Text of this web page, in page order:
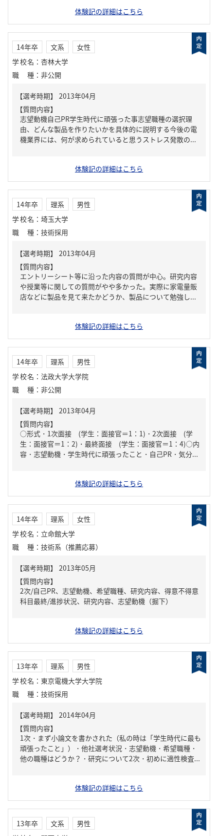
体験記の詳細はこちら
14年卒 文系
女性
学校名 ： 杏林大学
職種 ： 非公開
【質問内容】
志望動機自己PR学生時代に頑張った事志望職種の選択理
由、どんな製品を作りたいかを具体的に説明する今後の電
機業界には、何が求められていると思うストレス発散の...
体験記の詳細はこちら
14年卒 理系
男性
学校名 ： 埼玉大学
職種 ： 技術採用
【質問内容】
エントリーシート等に沿った内容の質問が中心。研究内容
や授業等に関しての質問がやや多かった。実際に家電量販
店などに製品を見て来たかどうか、製品について勉強し...
体験記の詳細はこちら
14年卒 理系
男性
学校名 ： 法政大学大学院
職種 ： 非公開
【質問内容】
○形式・1次面接 (学生：面接官＝1：1)・2次面接 (学
生：面接官＝1：2)・最終面接 (学生：面接官＝1：4)○内
容・志望動機・学生時代に頑張ったこと・自己PR・気分...
体験記の詳細はこちら
14年卒 理系
女性
学校名 ： 立命館大学
職種 ： 技術系（推薦応募）
【質問内容】
2次/自己PR、志望動機、希望職種、研究内容、得意不得意
科目最終/進捗状況、研究内容、志望動機（掘下）
体験記の詳細はこちら
13年卒 理系
男性
学校名 ： 東京電機大学大学院
職種 ： 技術採用
【質問内容】
1次・まず小論文を書かされた（私の時は「学生時代に最も
頑張ったこと」）・他社選考状況・志望動機・希望職種・
他の職種はどうか？・研究について2次・初めに適性検査...
体験記の詳細はこちら
13年卒 文系
男性